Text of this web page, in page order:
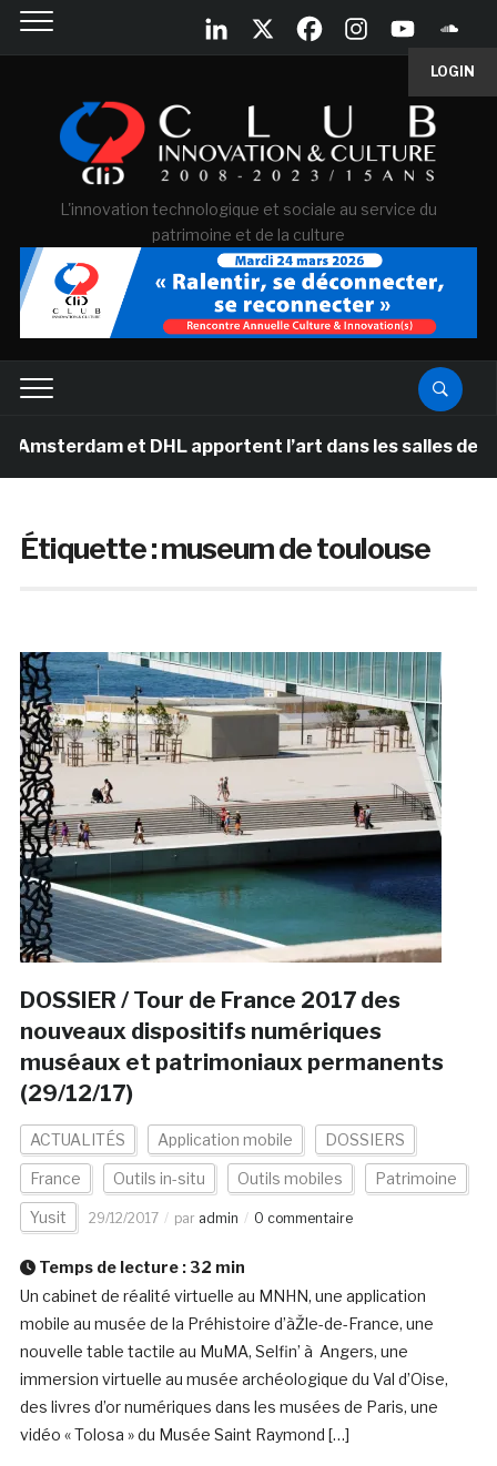
LOGIN
L'innovation technologique et sociale au service du
patrimoine et de la culture
et DHL apportent l’art dans les salles de classe
Étiquette :museum de toulouse
DOSSIER / Tour de France 2017 des
nouveaux dispositifs numériques
muséaux et patrimoniaux permanents
(29/12/17)
ACTUALITÉS Application mobile DOSSIERS
France Outils in-situ Outils mobiles Patrimoine
Yusit 29/12/2017 par admin 0 commentaire
Temps de lecture : 32 min
Un cabinet de réalité virtuelle au MNHN, une application
mobile au musée de la Préhistoire d’àŽle-de-France, une
nouvelle table tactile au MuMA, Selfin’ à Angers, une
immersion virtuelle au musée archéologique du Val d’Oise,
des livres d’or numériques dans les musées de Paris, une
vidéo « Tolosa » du Musée Saint Raymond […]